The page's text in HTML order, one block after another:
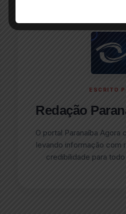
ESCRITO
Redação
O portal Paranaíba Agora
levando informação com
credibilidade para